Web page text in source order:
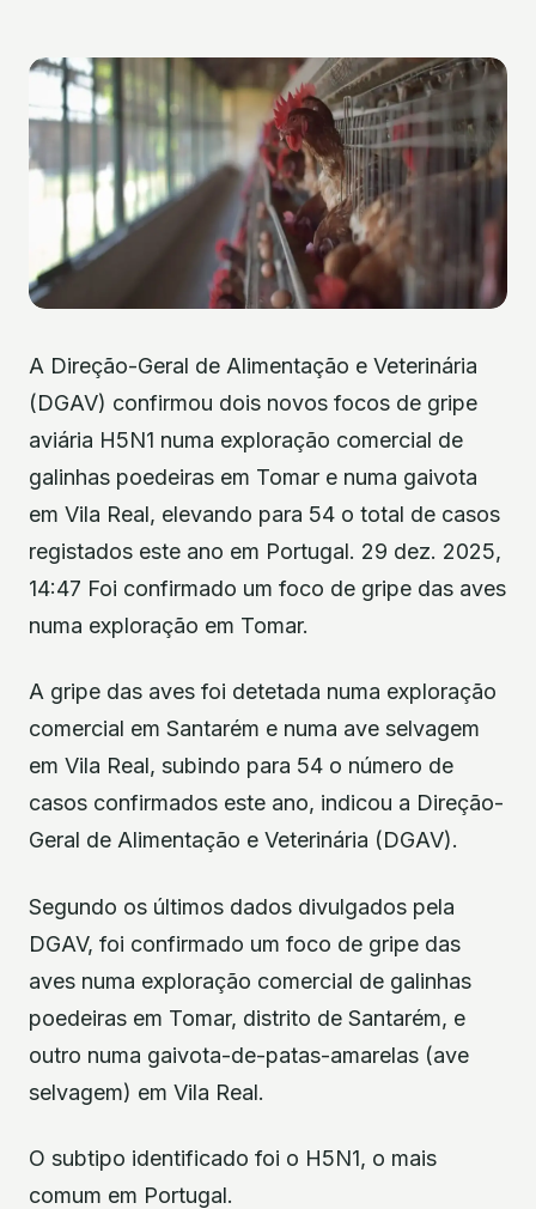
A Direção-Geral de Alimentação e Veterinária
(DGAV) confirmou dois novos focos de gripe
aviária H5N1 numa exploração comercial de
galinhas poedeiras em Tomar e numa gaivota
em Vila Real, elevando para 54 o total de casos
registados este ano em Portugal. 29 dez. 2025,
14:47 Foi confirmado um foco de gripe das aves
numa exploração em Tomar.
A gripe das aves foi detetada numa exploração
comercial em Santarém e numa ave selvagem
em Vila Real, subindo para 54 o número de
casos confirmados este ano, indicou a Direção-
Geral de Alimentação e Veterinária (DGAV).
Segundo os últimos dados divulgados pela
DGAV, foi confirmado um foco de gripe das
aves numa exploração comercial de galinhas
poedeiras em Tomar, distrito de Santarém, e
outro numa gaivota-de-patas-amarelas (ave
selvagem) em Vila Real.
O subtipo identificado foi o H5N1, o mais
comum em Portugal.